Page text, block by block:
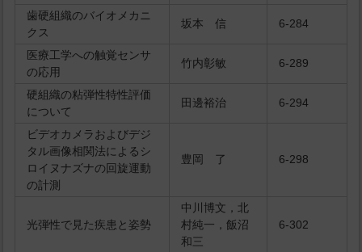
歯硬組織のバイオメカニ
クス
坂本 信 6-284
医療工学への触覚センサ
の応用
竹内彰敏 6-289
硬組織の粘弾性特性評価
について
田邊裕治 6-294
ビデオカメラおよびデジ
タル画像相関法によるシ
ロイヌナズナの回旋運動
の計測
豊岡 了 6-298
光弾性で見た疾患と姿勢
中川博文，北
村純一，飯沼
和三
6-302